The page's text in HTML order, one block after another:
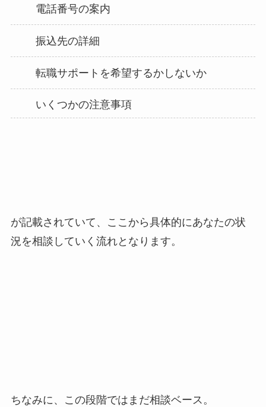
電話番号の案内
振込先の詳細
転職サポートを希望するかしないか
いくつかの注意事項
が記載されていて、ここから具体的にあなたの状
況を相談していく流れとなります。
ちなみに、この段階ではまだ相談ベース。